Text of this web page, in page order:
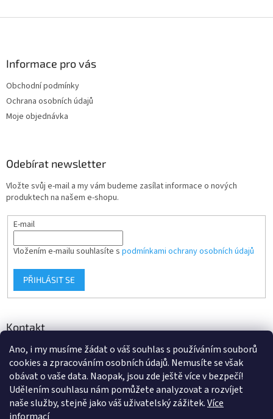
Ano, i my musíme žádat o váš souhlas s používáním souborů
cookies a zpracováním osobních údajů. Nemusíte se však
obávat o vaše data. Naopak, jsou zde ještě více v bezpečí!
Udělením souhlasu nám pomůžete analyzovat a rozvíjet
naše služby, stejně jako váš uživatelský zážitek.Více
Informace pro vás
Obchodní podmínky
Ochrana osobních údajů
Moje objednávka
Odebírat newsletter
Vložte svůj e-mail a my vám budeme zasílat informace o nových
produktech na našem e-shopu.
E-mail
Vložením e-mailu souhlasíte s podmínkami ochrany osobních údajů
PŘIHLÁSIT SE
Kontakt
info@d-klima.cz
+420 517 357 288